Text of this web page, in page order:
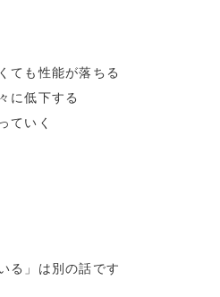
ても性能が落ちる
に低下する
ていく
る」は別の話です